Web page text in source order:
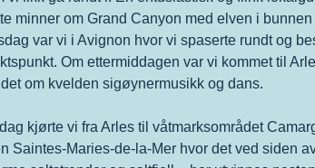
minner om Grand Canyon med elven i
var vi i Avignon hvor vi spaserte rundt og
Om ettermiddagen var vi kommet til
om kvelden sigøynermusikk og dans.
kjørte vi fra Arles til våtmarksområdet
Saintes-Maries-de-la-Mer hvor det ved siden